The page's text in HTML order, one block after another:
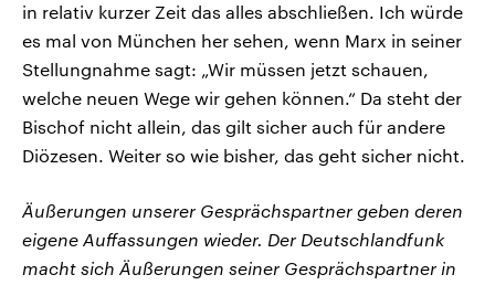
in relativ kurzer Zeit das alles abschließen. Ich würde
es mal von München her sehen, wenn Marx in seiner
Stellungnahme sagt: „Wir müssen jetzt schauen,
welche neuen Wege wir gehen können.“ Da steht der
Bischof nicht allein, das gilt sicher auch für andere
Diözesen. Weiter so wie bisher, das geht sicher nicht.
Äußerungen unserer Gesprächspartner geben deren
eigene Auffassungen wieder. Der Deutschlandfunk
macht sich Äußerungen seiner Gesprächspartner in